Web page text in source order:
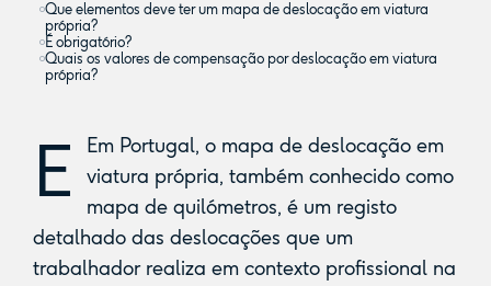
Que elementos deve ter um mapa de deslocação em viatura
própria?
É obrigatório?
Quais os valores de compensação por deslocação em viatura
própria?
E
Em Portugal, o mapa de deslocação em
viatura própria, também conhecido como
mapa de quilómetros, é um registo
detalhado das deslocações que um
trabalhador realiza em contexto profissional na